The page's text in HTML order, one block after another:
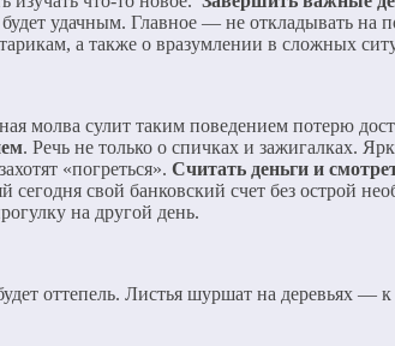
удачным. Главное — не откладывать на
а также о вразумлении в сложных
молва сулит таким поведением потерю
. Речь не только о спичках и зажигалках.
«погреться». Считать деньги и
свой банковский счет без острой
на другой день.
оттепель. Листья шуршат на деревьях — к